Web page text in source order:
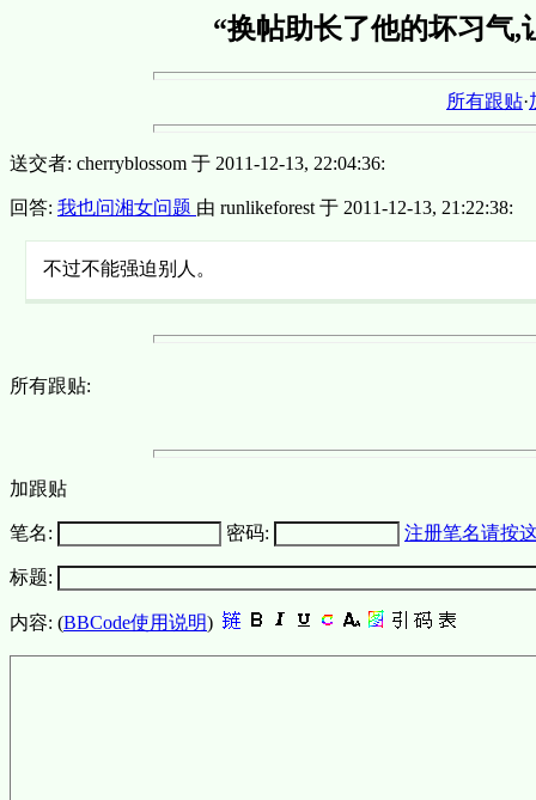
“换帖助长了他的坏习气,
所有跟贴·
送交者: cherryblossom 于 2011-12-13, 22:04:36:
回答: 我也问湘女问题 由 runlikeforest 于 2011-12-13, 21:22:38:
不过不能强迫别人。
所有跟贴:
加跟贴
笔名: 密码: 注册笔名请按
标题:
内容: (BBCode使用说明)